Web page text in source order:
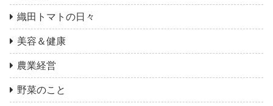
織田トマトの日々
美容＆健康
農業経営
野菜のこと